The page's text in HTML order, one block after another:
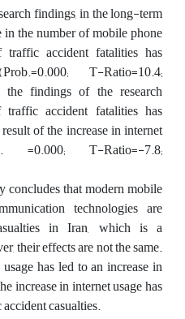
findings, in the long-term
the number of mobile phone
traffic accident fatalities has
T-Ratio=10.4;
the findings of the research
accident fatalities has
of the increase in internet
=0.000; T-Ratio=-7.8;
concludes that modern mobile
technologies are
in Iran, which is a
their effects are not the same.
has led to an increase in
increase in internet usage has
casualties.